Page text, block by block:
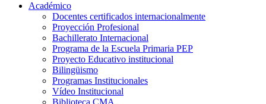
Académico
Docentes certificados internacionalmente
Proyección Profesional
Bachillerato Internacional
Programa de la Escuela Primaria PEP
Proyecto Educativo institucional
Bilingüismo
Programas Institucionales
Vídeo Institucional
Biblioteca CMA